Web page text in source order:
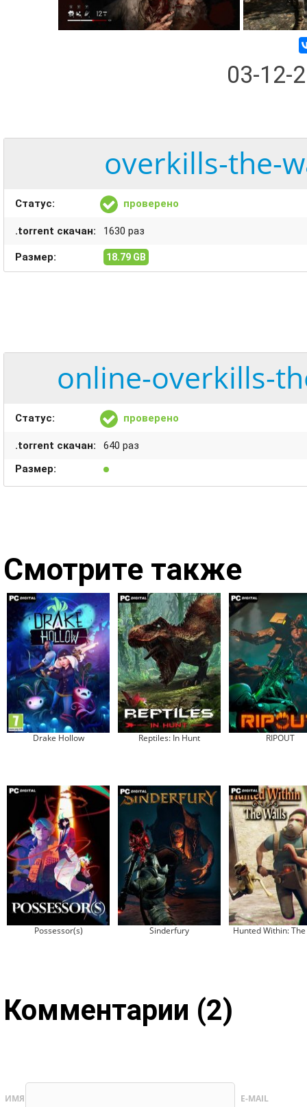
03-12-
overkills-the-
Статус: проверено
.torrent скачан: 1630 раз
Размер: 18.79 GB
online-overkills-
Статус: проверено
.torrent скачан:
640 раз
Размер:
Смотрите также
Drake Hollow Reptiles: In Hunt RIPOUT
Possessor(s) Sinderfury Hunted Within:
Комментарии (2)
ИМЯ E-MAIL